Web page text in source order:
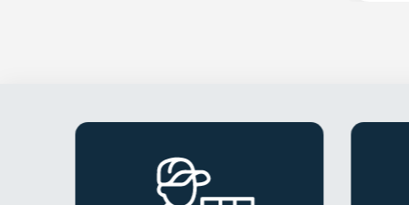
SAVVY CORP S.A.S BIC
SIERRA FLOR COMPANY